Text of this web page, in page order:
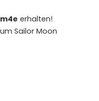
m4e erhalten!
Sailor Moon